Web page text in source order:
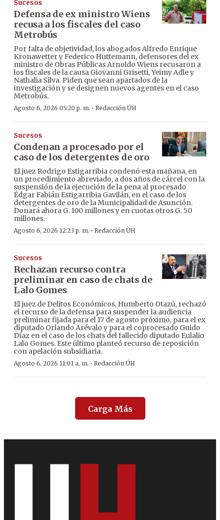
Sucesos
Defensa de ex ministro Wiens
recusa a los fiscales del caso
Metrobús
Por falta de objetividad, los abogados Alfredo Enrique
Kronawetter y Federico Huttemann, defensores del ex
ministro de Obras Públicas Arnoldo Wiens recusaron a
los fiscales de la causa Giovanni Grisetti, Yeimy Adle y
Nathalia Silva. Piden que sean apartados de la
investigación y se designen nuevos agentes en el caso
Metrobús.
Agosto 6, 2026 05:20 p. m. · Redacción ÚH
Sucesos
Condenan a procesado por el
caso de los detergentes de oro
El juez Rodrigo Estigarribia condenó esta mañana, en
un procedimiento abreviado, a dos años de cárcel con la
suspensión de la ejecución de la pena al procesado
Édgar Fabián Estigarribia Gavilán, en el caso de los
detergentes de oro de la Municipalidad de Asunción.
Donará ahora G. 100 millones y en cuotas otros G. 50
millones.
Agosto 6, 2026 12:23 p. m. · Redacción ÚH
Sucesos
Rechazan recurso contra
preliminar en caso de chats de
Lalo Gomes
El juez de Delitos Económicos, Humberto Otazú, rechazó
el recurso de la defensa para suspender la audiencia
preliminar fijada para el 17 de agosto próximo, para el ex
diputado Orlando Arévalo y para el coprocesado Guido
Díaz en el caso de los chats del fallecido diputado Eulalio
Lalo Gomes. Este último planteó recurso de reposición
con apelación subsidiaria.
Agosto 6, 2026 11:01 a. m. · Redacción ÚH
Carga Más